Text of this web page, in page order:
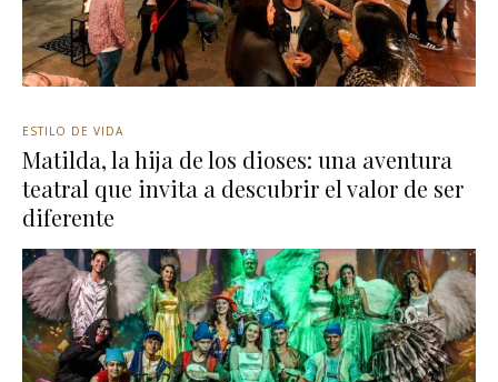
ESTILO DE VIDA
Matilda, la hija de los dioses: una aventura
teatral que invita a descubrir el valor de ser
diferente